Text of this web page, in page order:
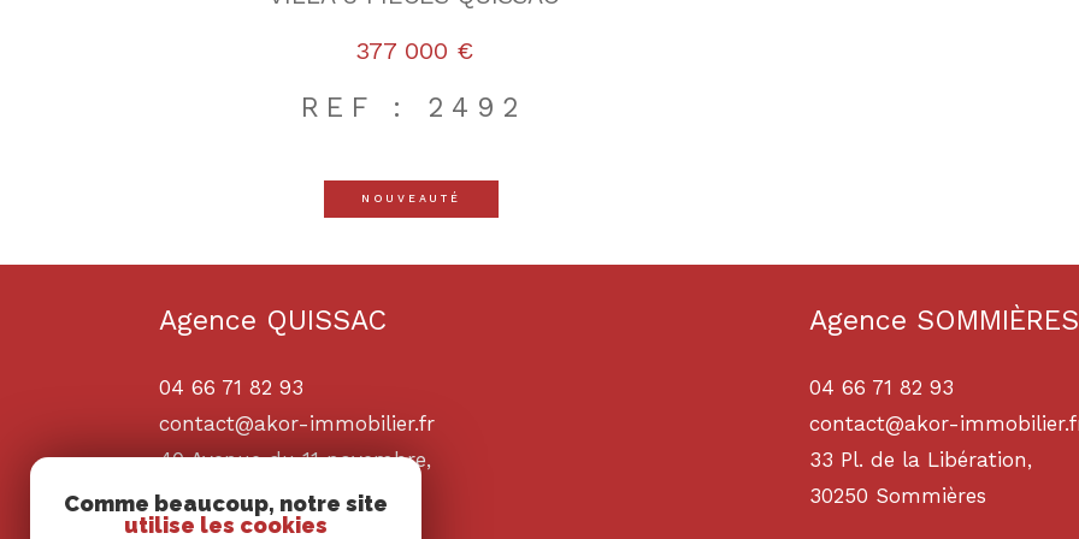
377 000 €
REF : 2492
NOUVEAUTÉ
Agence SOMMIÈRES
04 66 71 82 93
contact@akor-
33 Pl. de la Libération,
30250
sommières
Agence QUISSAC
04 66 71 82 93
contact@akor-immobilier.fr
40 Avenue du 11 novembre,
30260
quissac
Comme beaucoup, notre site
utilise les cookies